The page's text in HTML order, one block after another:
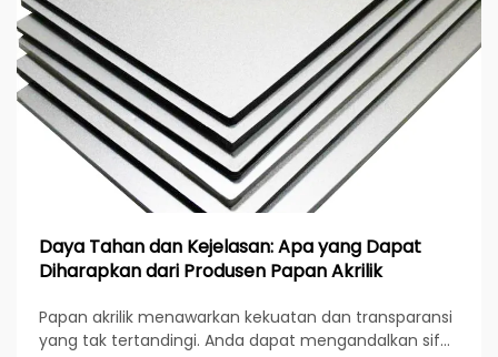
Daya Tahan dan Kejelasan: Apa yang Dapat
Diharapkan dari Produsen Papan Akrilik
Papan akrilik menawarkan kekuatan dan transparansi
yang tak tertandingi. Anda dapat mengandalkan sifat